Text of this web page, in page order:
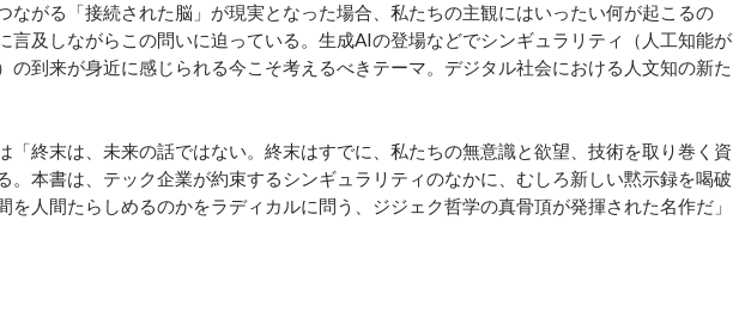
ながる「接続された脳」が現実となった場合、私たちの主観にはいったい何が起こるの
言及しながらこの問いに迫っている。生成AIの登場などでシンギュラリティ（人工知能が
の到来が身近に感じられる今こそ考えるべきテーマ。デジタル社会における人文知の新た
終末は、未来の話ではない。終末はすでに、私たちの無意識と欲望、技術を取り巻く資
。本書は、テック企業が約束するシンギュラリティのなかに、むしろ新しい黙示録を喝破
を人間たらしめるのかをラディカルに問う、ジジェク哲学の真骨頂が発揮された名作だ」